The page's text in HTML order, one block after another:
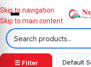
Skip to navigation
Skip to main content
☰ Filter